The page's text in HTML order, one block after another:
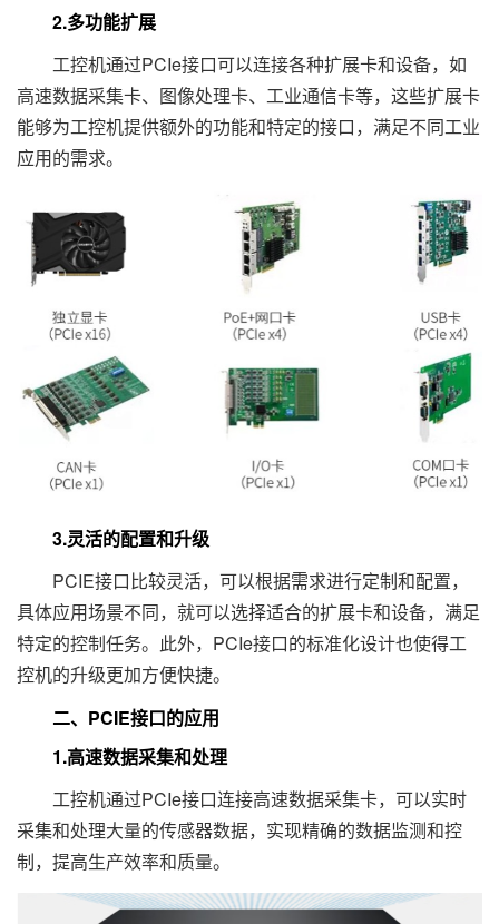
2.多功能扩展
工控机通过PCIe接口可以连接各种扩展卡和设备，如
高速数据采集卡、图像处理卡、工业通信卡等，这些扩展卡
能够为工控机提供额外的功能和特定的接口，满足不同工业
应用的需求。
3.灵活的配置和升级
PCIE接口比较灵活，可以根据需求进行定制和配置，
具体应用场景不同，就可以选择适合的扩展卡和设备，满足
特定的控制任务。此外，PCIe接口的标准化设计也使得工
控机的升级更加方便快捷。
二、PCIE接口的应用
1.高速数据采集和处理
工控机通过PCIe接口连接高速数据采集卡，可以实时
采集和处理大量的传感器数据，实现精确的数据监测和控
制，提高生产效率和质量。